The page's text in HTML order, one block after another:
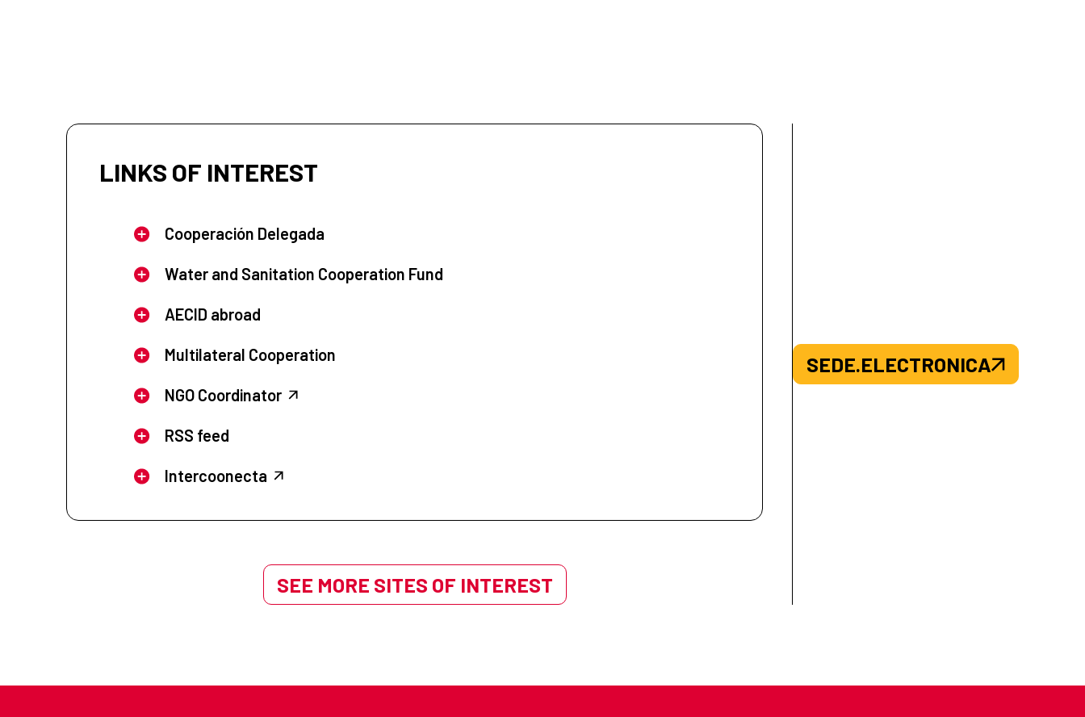
LINKS OF INTEREST
Cooperación Delegada
Water and Sanitation Cooperation Fund
AECID abroad
Multilateral Cooperation
NGO Coordinator
RSS feed
Intercoonecta
SEE MORE SITES OF INTEREST
SEDE.ELECTRONICA